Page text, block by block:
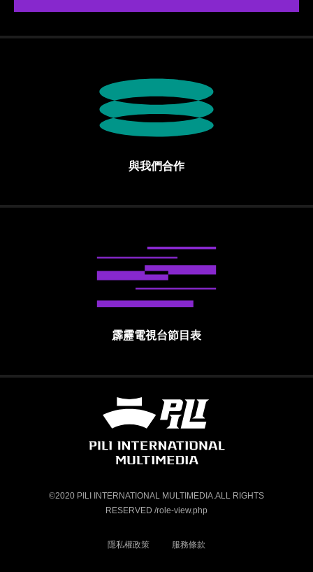
與我們合作
霹靂電視台節目表
霹靂國際多媒體股份有限公司 PILI
©2020 PILI INTERNATIONAL MULTIMEDIA.ALL RIGHTS
RESERVED /role-view.php
隱私權政策 服務條款